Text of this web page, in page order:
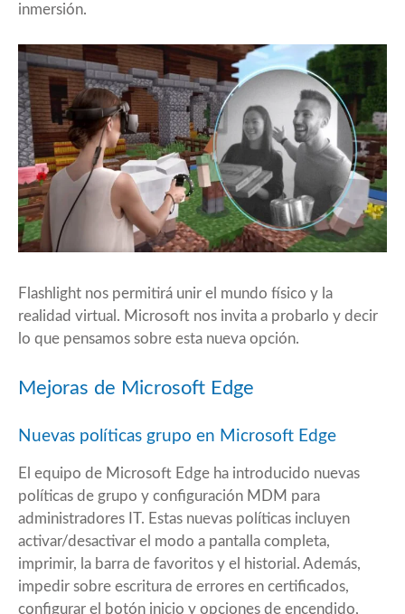
inmersión.
Flashlight nos permitirá unir el mundo físico y la
realidad virtual. Microsoft nos invita a probarlo y decir
lo que pensamos sobre esta nueva opción.
Mejoras de Microsoft Edge
Nuevas políticas grupo en Microsoft Edge
El equipo de Microsoft Edge ha introducido nuevas
políticas de grupo y configuración MDM para
administradores IT. Estas nuevas políticas incluyen
activar/desactivar el modo a pantalla completa,
imprimir, la barra de favoritos y el historial. Además,
impedir sobre escritura de errores en certificados,
configurar el botón inicio y opciones de encendido,